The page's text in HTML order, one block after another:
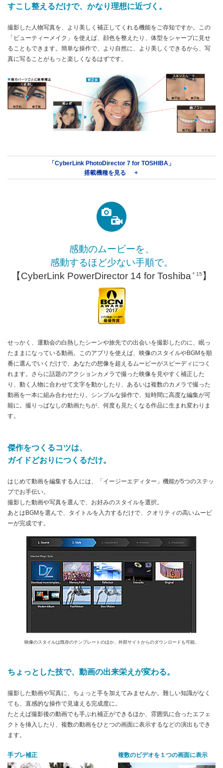
すこし整えるだけで、かなり理想に近づく。
撮影した人物写真を、より美しく補正してくれる機能をご存知ですか。この
「ビューティーメイク」を使えば、顔色を整えたり、体型をシャープに見せ
ることもできます。簡単な操作で、より自然に、より美しくできるから、写
真に写ることがもっと楽しくなるはずです。
「CyberLink PhotoDirector 7 for TOSHIBA」
搭載機種を見る
感動のムービーを、
感動するほど少ない手順で。
【CyberLink PowerDirector 14 for Toshiba ＊15 】
せっかく、運動会の白熱したシーンや旅先での出会いを撮影したのに、眠っ
たままになっている動画。このアプリを使えば、映像のスタイルやBGMを順
番に選んでいくだけで、あなたの想像を超えるムービーがスピーディにつく
れます。さらに話題のアクションカメラで撮った映像を見やすく補正した
り、動く人物に合わせて文字を動かしたり、あるいは複数のカメラで撮った
動画を一本に組み合わせたり。シンプルな操作で、短時間に高度な編集が可
能に。撮りっぱなしの動画たちが、何度も見たくなる作品に生まれ変わりま
す。
傑作をつくるコツは、
ガイドどおりにつくるだけ。
はじめて動画を編集する人には、「イージーエディター」機能が5つのステッ
プでお手伝い。
撮影した動画や写真を選んで、お好みのスタイルを選択。
あとはBGMを選んで、タイトルを入力するだけで、クオリティの高いムービ
ーが完成です。
映像のスタイルは既存のテンプレートのほか、外部サイトからのダウンロードも可能。
ちょっとした技で、動画の出来栄えが変わる。
撮影した動画や写真に、ちょっと手を加えてみませんか。難しい知識がなく
ても、直感的な操作で見違える完成度に。
たとえば撮影後の動画でも手ぶれ補正ができるほか、雰囲気に合ったエフェ
クトを挿入したり、複数の動画をひとつの画面に表示するなどの演出もでき
ます。
手ブレ補正 複数のビデオを１つの画面に表示